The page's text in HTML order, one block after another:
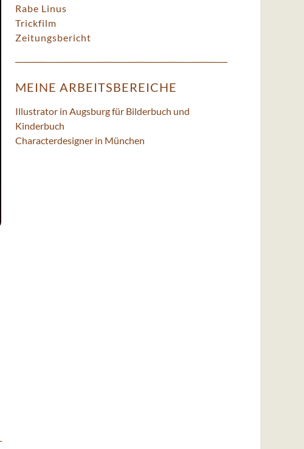
Rabe Linus
Trickfilm
Zeitungsbericht
MEINE ARBEITSBEREICHE
Illustrator in Augsburg für Bilderbuch und
Kinderbuch
Characterdesigner in München